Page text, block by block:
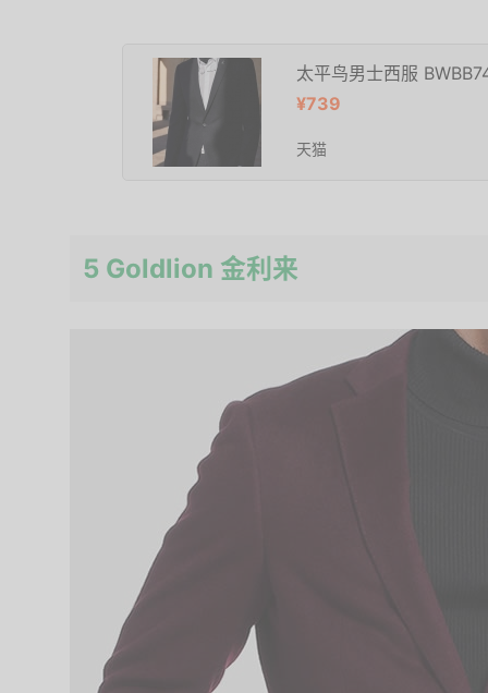
太平鸟男士西服
¥739
天猫
5 Goldlion 金利来